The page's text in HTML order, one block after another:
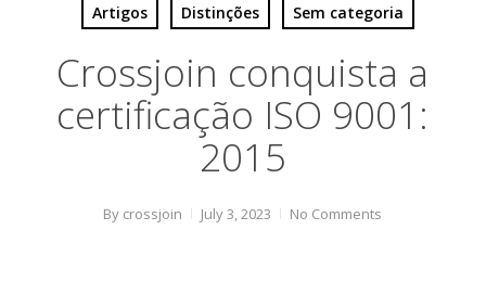
Artigos Distinções Sem categoria
Crossjoin conquista a
certificação ISO 9001:
2015
By crossjoin July 3, 2023 No Comments